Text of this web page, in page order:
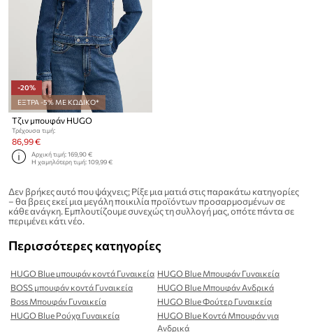
-20%
ΕΞΤΡΑ -5% ΜΕ ΚΩΔΙΚΟ*
Τζιν μπουφάν HUGO
Τρέχουσα τιμή:
86,99 €
Αρχική τιμή:169,90 €
Η χαμηλότερη τιμή:109,99 €
Δεν βρήκες αυτό που ψάχνεις; Ρίξε μια ματιά στις παρακάτω κατηγορίες
– θα βρεις εκεί μια μεγάλη ποικιλία προϊόντων προσαρμοσμένων σε
κάθε ανάγκη. Εμπλουτίζουμε συνεχώς τη συλλογή μας, οπότε πάντα σε
περιμένει κάτι νέο.
Περισσότερες κατηγορίες
HUGO Blue μπουφάν κοντά Γυναικεία HUGO Blue Μπουφάν Γυναικεία
BOSS μπουφάν κοντά Γυναικεία
HUGO Blue Μπουφάν Ανδρικά
Boss Μπουφάν Γυναικεία
HUGO Blue Φούτερ Γυναικεία
HUGO Blue Ρούχα Γυναικεία
HUGO Blue Κοντά Μπουφάν για
Ανδρικά